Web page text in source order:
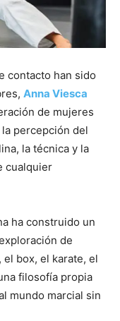
contacto han sido
Anna Viesca
de mujeres
percepción del
la técnica y la
cualquier
ha construido un
de
box, el karate, el
filosofía propia
mundo marcial sin